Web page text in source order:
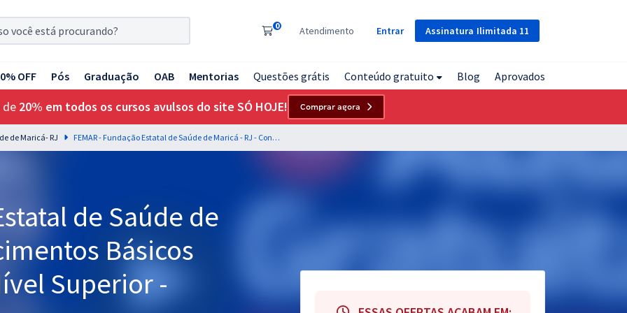
Assinatura Ilimitada 11
0 Atendimento Entrar
OFF Pós Graduação OAB Mentorias Questões grátis Conteúdo gratuito Blog Aprovados
de 20% em todos os cursos avulsos do site SÓ HOJE! Comprar agora
de Maricá- RJ FEMAR - Fundação Estatal de Saúde de Maricá - RJ - Conhecimentos Básicos Para Os Cargos de Nível Superior - Equipe Gran
de Saúde de
Básicos
Superior -